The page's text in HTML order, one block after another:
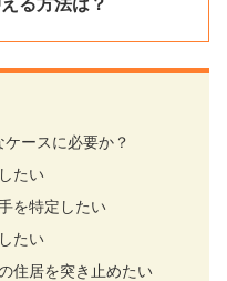
る方法は？
ースに必要か？
たい
を特定したい
たい
住居を突き止めたい